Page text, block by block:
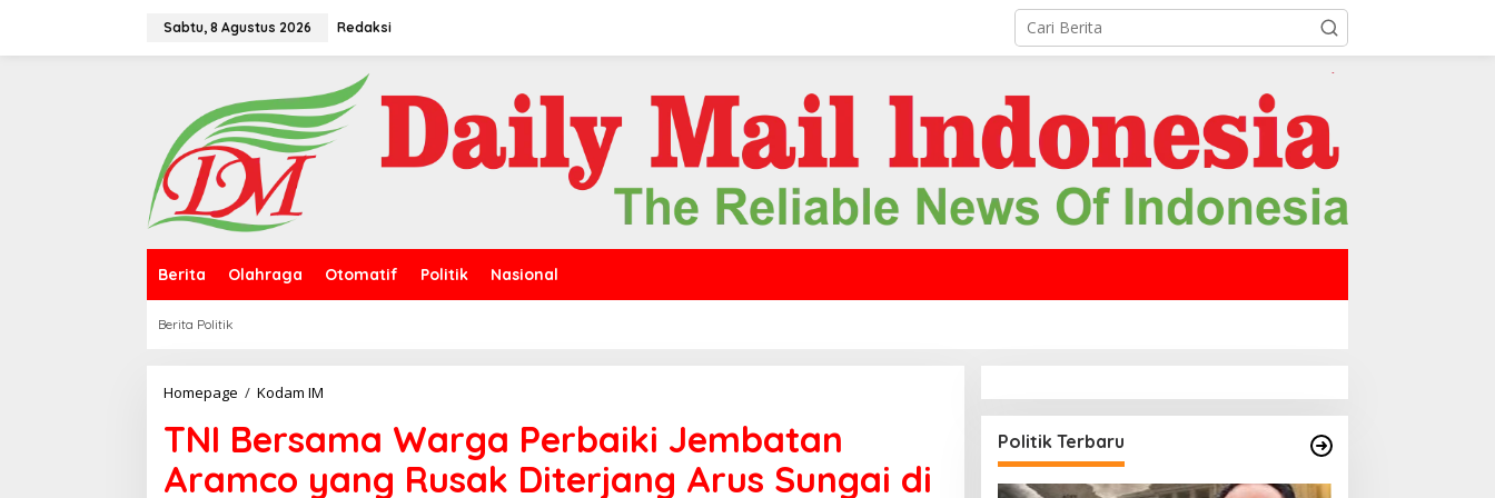
Sabtu, 8 Agustus 2026 Redaksi
Berita Olahraga Otomatif Politik Nasional
Berita Politik
Homepage / Kodam IM
I
B
e
r
TNI Bersama Warga Perbaiki Jembatan
Aramco yang Rusak Diterjang Arus Sungai di
Politik Terbaru